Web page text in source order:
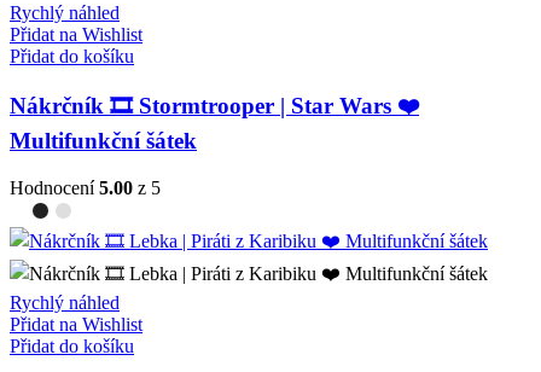
Rychlý náhled
Přidat na Wishlist
Přidat do košíku
Nákrčník 🎞️ Stormtrooper | Star Wars ❤️
Multifunkční šátek
Hodnocení5.00 z 5
Rychlý náhled
Přidat na Wishlist
Přidat do košíku